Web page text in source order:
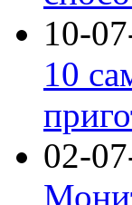
10-
10
02-